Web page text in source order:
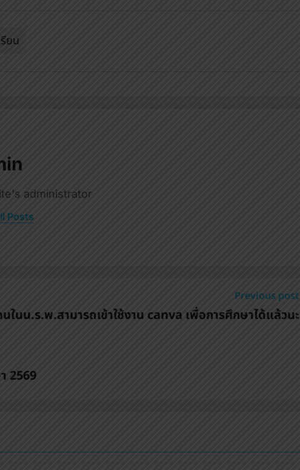
ยน
administrator
Posts
Previous post
ในน.ร.พ.สามารถเข้าใช้งาน canva เพื่อการศึกษาได้แล้วนะ
2569